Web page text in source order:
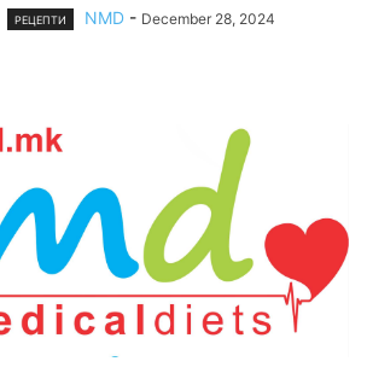
РЕЦЕПТИ NMD - December 28, 2024